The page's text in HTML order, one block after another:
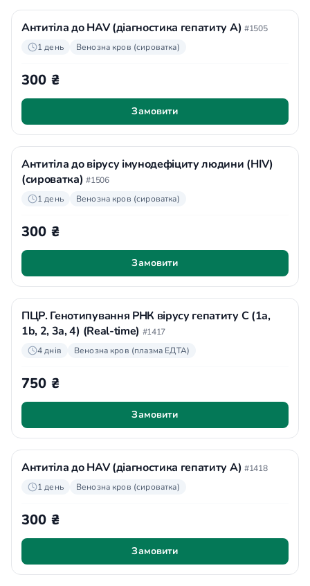
Антитіла до HAV (діагностика гепатиту А) #1505
1 день
Венозна кров (сироватка)
300 ₴
Замовити
Антитіла до вірусу імунодефіциту людини (HIV)
(сироватка)#1506
1 день
Венозна кров (сироватка)
300 ₴
Замовити
ПЦР. Генотипування РНК вірусу гепатиту С (1a,
1b, 2, 3a, 4) (Real-time) #1417
4 днів
Венозна кров (плазма ЕДТА)
750 ₴
Замовити
Антитіла до HAV (діагностика гепатиту А) #1418
1 день
Венозна кров (сироватка)
300 ₴
Замовити